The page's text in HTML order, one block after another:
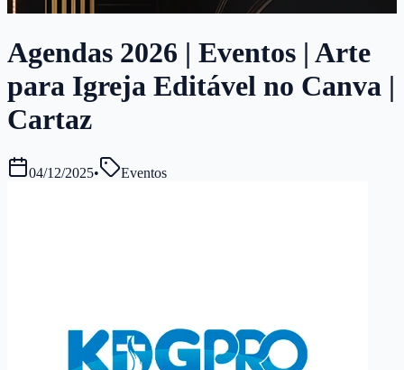
Agendas 2026 | Eventos | Arte
para Igreja Editável no Canva |
Cartaz
04/12/2025• Eventos